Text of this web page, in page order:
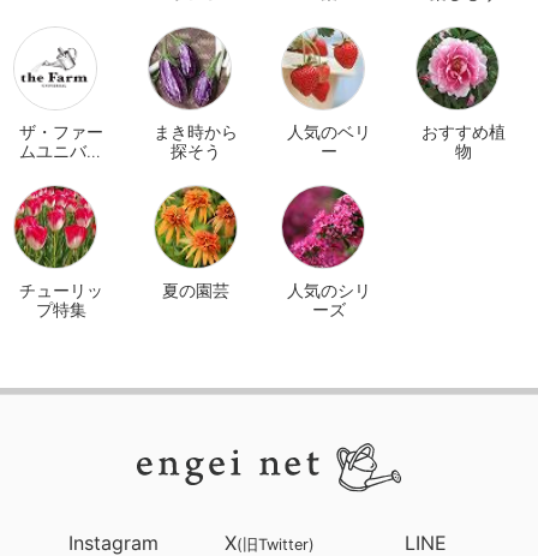
ザ・ファー
ムユニバー
イン
まき時から
探そう
人気のベリ
ー
おすすめ植
物
チューリッ
プ特集
夏の園芸
人気のシリ
ーズ
Instagram X(旧Twitter) LINE